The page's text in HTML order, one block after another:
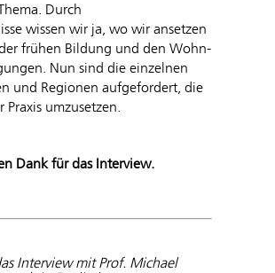
Durch
wissen wir ja, wo wir ansetzen
frühen Bildung und den Wohn-
Nun sind die einzelnen
und Regionen aufgefordert, die
Praxis umzusetzen.
Dank für das Interview.
Interview mit Prof. Michael